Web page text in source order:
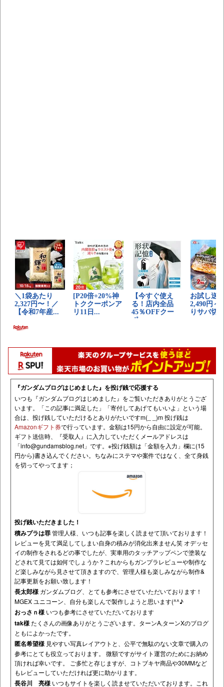
『ガンダムブログはじめました』を投げ銭で応援する
いつも『ガンダムブログはじめました』をご覧いただきありがとうござ
います。「この記事に満足した」「寄付してあげてもいいよ」という場
合は、投げ銭していただけるとありがたいですm(_ _)m 投げ銭は
Amazonギフト券で行っています。金額は15円から自由に設定が可能。
ギフト送信時、『受取人』に入力していただくメールアドレスは
「info@gundamsblog.net 」です。 ※投げ銭額は「金額を入力」欄に(15
円から)書き込んでください。ちなみにステマや案件ではなく、全て身銭
を切ってやってます；
投げ銭いただきました！
積みプラは罪管理人様、いつも記事を楽しく読ませて頂いております！
レビューを見て満足してしまい自身の積みが消化出来ません笑 オデッセ
イの制作をされるどの事でしたが、実車用のタッチアップペンで塗装な
どされて見ては如何でしょうか？これからもガンプラレビューや制作な
ど楽しみながら見させて頂きますので、管理人様も楽しみながら制作&
記事更新をお願い致します！
長太郎様 ガンダムブログ、とても参考にさせていただいております！
MGEX ユニコーン、自分も楽しんで製作しようと思います(^^♪
おっさｎ様 いつも参考にさせていただいております
tak様たくさんの画像ありがとうございます。ターンA,ターンXのブログ
ともによかったです。
匿名希望様 見やすい写真レイアウトと、公平で無駄のない文章で購入の
参考にとても役立っております。 微額ですがサイト運営のためにお納め
頂ければ幸いです。 ご多忙と存じますが、コトブキヤ商品や30MMなど
もレビューしていただければ更に助かります。
長谷川 亮様 いつもサイトを楽しく読ませていただいております。これ